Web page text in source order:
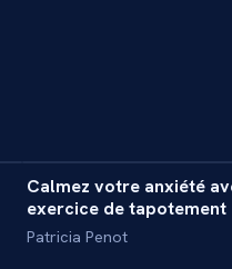
INTERVIEW
Calmez votre anxiété
exercice de tapotement
Patricia Penot